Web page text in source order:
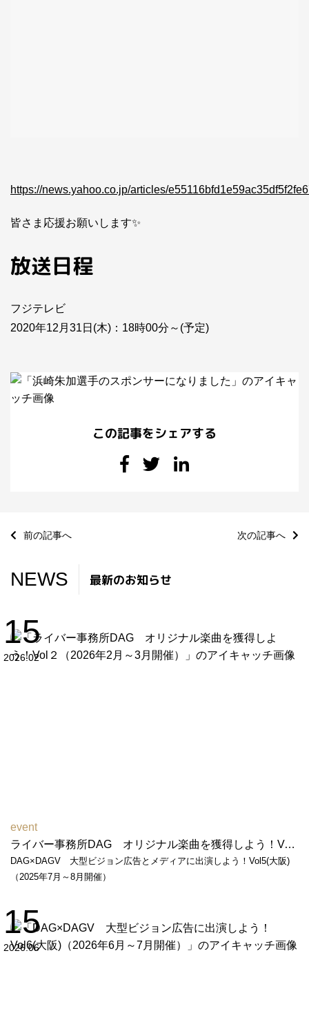
https://news.yahoo.co.jp/articles/
皆さま応援お願いします✨
放送日程
フジテレビ
2020年12月31日(木)：18時00分～(予定)
この記事をシェアする
前の記事へ 次の記事へ
NEWS 最新のお知らせ
15
2026.02
event
ライバー事務所DAG オリジナル楽曲を獲得しよう！Vol２（2026年2月～3月開催）
DAG×DAGV 大型ビジョン広告とメディアに出演しよう！Vol5(大阪)
（2025年7月～8月開催）
15
2026.06